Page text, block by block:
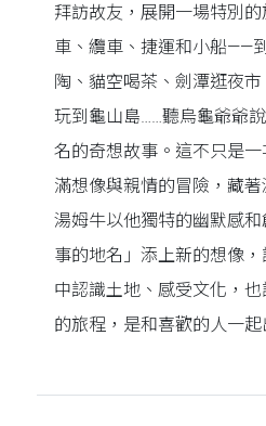
拜訪故友，展開一場特別
車、纜車、捷運和小船——
陶、貓空喝茶、劍潭逛夜
玩到龜山島……聽烏龜爺爺
名的奇想故事。這不只是
滿想像與親情的冒險，藏著
湯姆牛以他獨特的幽默感
事的地名」添上新的想像
中認識土地、感受文化，
的旅程，是和喜歡的人一起